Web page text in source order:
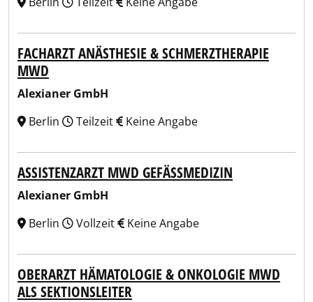
FACHARZT ANÄSTHESIE & SCHMERZTHERAPIE
MWD
Alexianer GmbH
Berlin
Teilzeit Keine Angabe
ASSISTENZARZT MWD GEFÄSSMEDIZIN
Alexianer GmbH
Berlin
Vollzeit Keine Angabe
OBERARZT HÄMATOLOGIE & ONKOLOGIE MWD
ALS SEKTIONSLEITER